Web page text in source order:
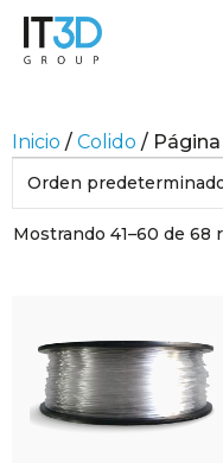
Inicio / Colido / Página
Mostrando 41–60 de 68